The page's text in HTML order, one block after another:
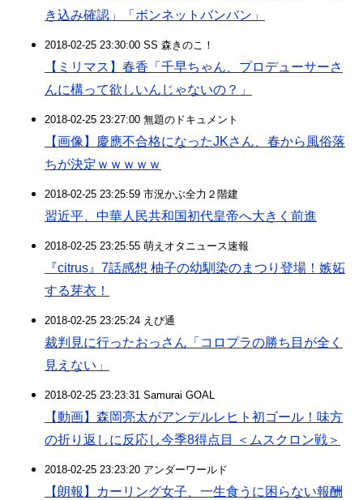
き込み確認」「ボンネットバンバン」
2018-02-25 23:30:00 SS 森きのこ！
【ミリマス】春香「千早ちゃん、プロデューサーさ
んに構って欲しいんじゃないの？」
2018-02-25 23:27:00 無題のドキュメント
【画像】慶應不合格になったJKさん、春から風俗落
ちが決定ｗｗｗｗｗ
2018-02-25 23:25:59 市況かぶ全力２階建
習近平、中華人民共和国初代皇帝へ大きく前進
2018-02-25 23:25:55 萌えオタニュース速報
『citrus』7話感想 柚子の幼馴染のまつり登場！嫉妬
する芽衣！
2018-02-25 23:25:24 えび通
裁判見に行ったおっさん「コロプラの勝ち目が全く
見えない」
2018-02-25 23:23:31 Samurai GOAL
【動画】森岡亮太がアンデルレヒト初ゴール！味方
の折り返しに反応し今季8得点目 ＜​ムスクロン戦＞
2018-02-25 23:23:20 アンダーワールド
【朗報】カーリング女子、一生食うに困らない報酬